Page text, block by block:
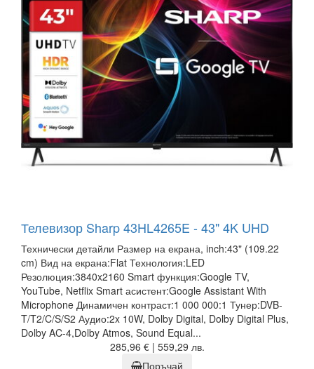
Телевизор Sharp 43HL4265E - 43" 4K UHD
Технически детайли Размер на екрана, inch:43" (109.22
cm) Вид на екрана:Flat Технология:LED
Резолюция:3840x2160 Smart функция:Google TV,
YouTube, Netflix Smart асистент:Google Assistant With
Microphone Динамичен контраст:1 000 000:1 Тунер:DVB-
T/T2/C/S/S2 Аудио:2x 10W, Dolby Digital, Dolby Digital Plus,
Dolby AC-4,Dolby Atmos, Sound Equal...
285,96 € | 559,29 лв.
Поръчай